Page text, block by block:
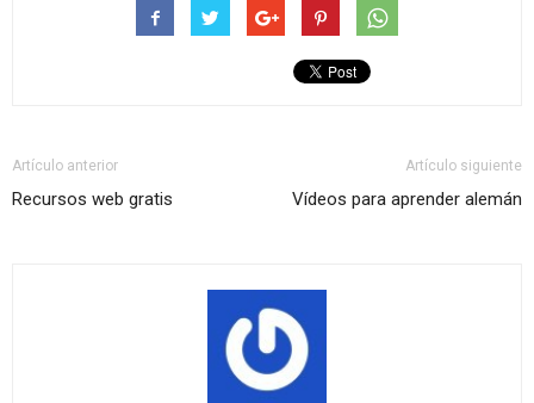
Artículo anterior
Recursos web gratis
Artículo siguiente
Vídeos para aprender alemán